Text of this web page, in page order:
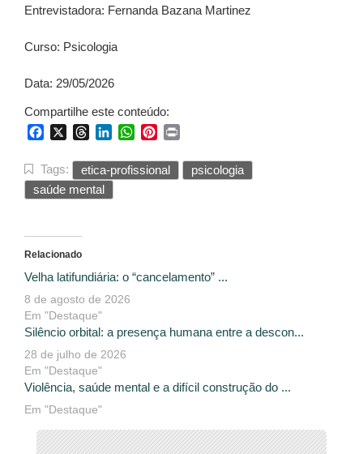
Entrevistadora: Fernanda Bazana Martinez
Curso: Psicologia
Data: 29/05/2026
Compartilhe este conteúdo:
FacebookThreadsLinkedInWhatsApp
Pinterest
Tags: etica-profissional
psicologia
saúde mental
Relacionado
Velha latifundiária: o “cancelamento” ...
8 de agosto de 2026
Em "Destaque"
Silêncio orbital: a presença humana entre a descon...
28 de julho de 2026
Em "Destaque"
Violência, saúde mental e a difícil construção do ...
Em "Destaque"